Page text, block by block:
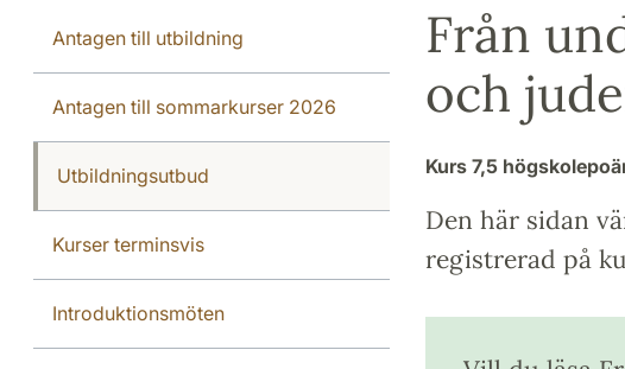
Antagen till utbildning
Antagen till sommarkurser 2026
Utbildningsutbud
Kurser terminsvis
Introduktionsmöten
Från
och
Kurs 7,5
Den här sidan
registrerad på